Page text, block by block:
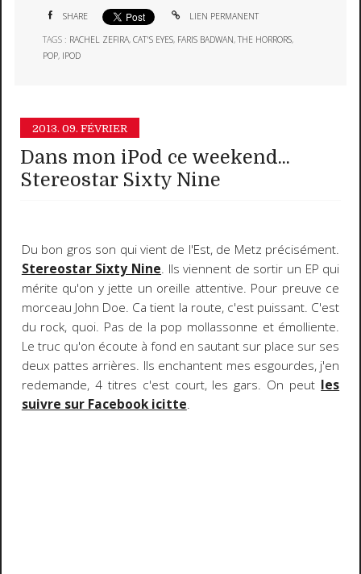
SHARE LIEN PERMANENT
TAGS : RACHEL ZEFIRA,CAT'S EYES, FARIS BADWAN,THE HORRORS,
POP, IPOD
2013. 09. FÉVRIER
Dans mon iPod ce weekend...
Stereostar Sixty Nine
Du bon gros son qui vient de l'Est, de Metz précisément.
Stereostar Sixty Nine. Ils viennent de sortir un EP qui
mérite qu'on y jette un oreille attentive. Pour preuve ce
morceau John Doe. Ca tient la route, c'est puissant. C'est
du rock, quoi. Pas de la pop mollassonne et émolliente.
Le truc qu'on écoute à fond en sautant sur place sur ses
deux pattes arrières. Ils enchantent mes esgourdes, j'en
redemande, 4 titres c'est court, les gars. On peut les
suivre sur Facebook icitte.